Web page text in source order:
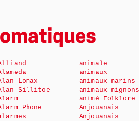
Lomax
Sillitoe
Phone
animale
animaux
animaux marins
animaux mignons
animé Folklore
Anjouanais
Anjouanais